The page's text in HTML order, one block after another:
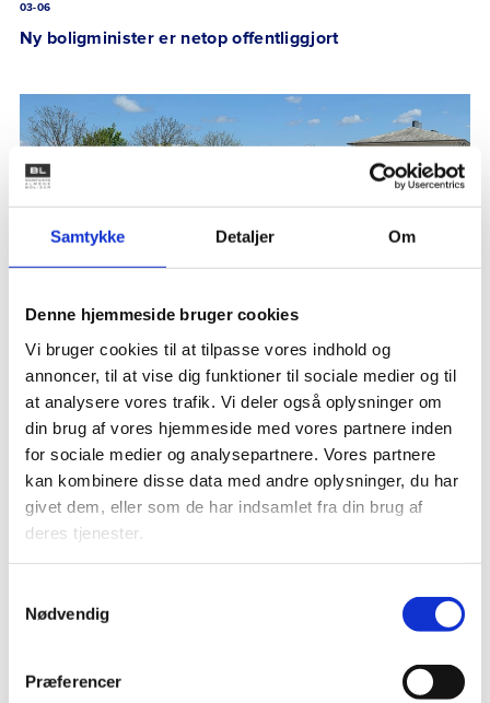
Samtykke Detaljer Om
Denne hjemmeside bruger cookies
Vi bruger cookies til at tilpasse vores indhold og
annoncer, til at vise dig funktioner til sociale medier og til
at analysere vores trafik. Vi deler også oplysninger om
din brug af vores hjemmeside med vores partnere inden
for sociale medier og analysepartnere. Vores partnere
kan kombinere disse data med andre oplysninger, du har
givet dem, eller som de har indsamlet fra din brug af
deres tjenester.
Nødvendig
Præferencer
03-06
Ny boligminister er netop offentliggjort
28-05
Først i Danmark: I Nørager støber de gamle
betonelementer ind i nye boliger